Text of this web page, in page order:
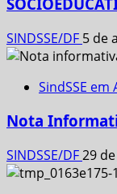
SINDSSE/DF 5 de
SindSSE em
Nota
SINDSSE/DF29